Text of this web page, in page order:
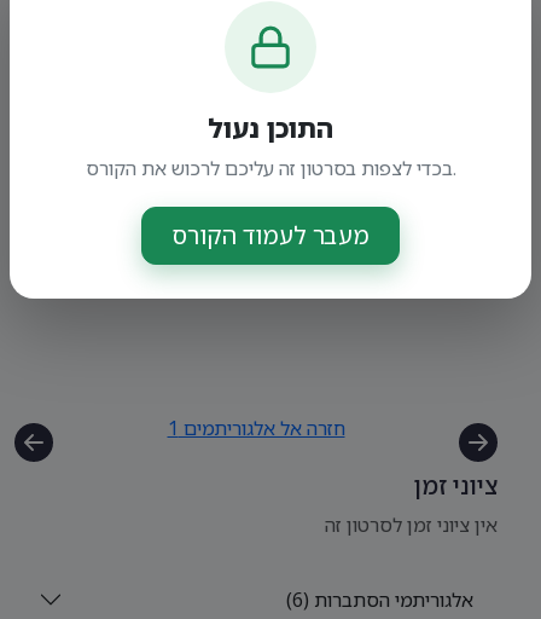
חזרה אל אלגוריתמים 1
ציוני זמן
אין ציוני זמן לסרטון זה
אלגוריתמי הסתברות (6)
התוכן נעול
בכדי לצפות בסרטון זה עליכם לרכוש את הקורס.
מעבר לעמוד הקורס